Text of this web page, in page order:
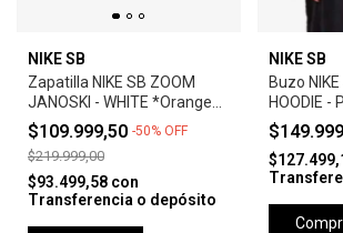
NIKE SB
Zapatilla NIKE SB ZOOM
JANOSKI - WHITE *Orange
Label*
$109.999,50 -50% OFF
$219.999,00
$93.499,58 con
Transferencia o depósito
NIKE SB
Buzo NIKE
HOODIE -